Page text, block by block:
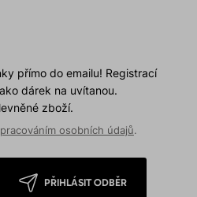
přímo do emailu! Registrací
dárek na uvítanou.
zboží.
osobních údajů.
PŘIHLÁSIT ODBĚR